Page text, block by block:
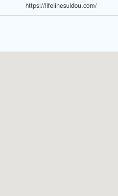
https://lifelinesuidou.com/